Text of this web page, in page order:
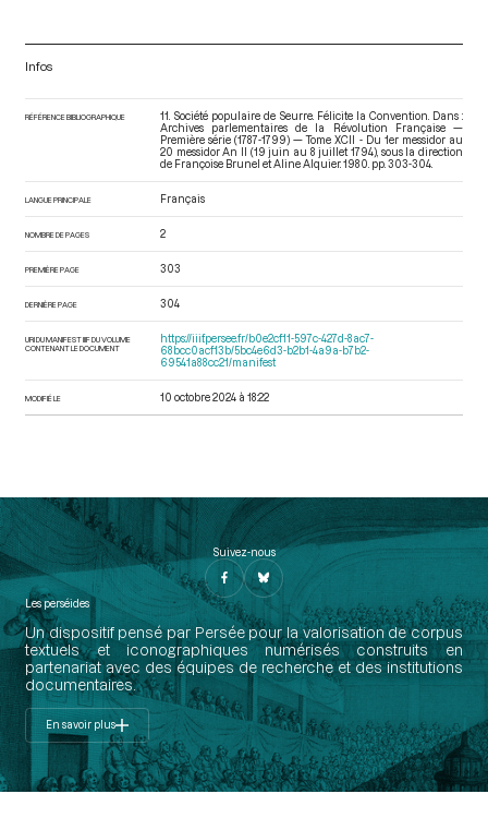
Infos
RÉFÉRENCE BIBLIOGRAPHIQUE
11. Société populaire de Seurre. Félicite la Convention. Dans :
Archives parlementaires de la Révolution Française —
Première série (1787-1799) — Tome XCII - Du 1er messidor au
20 messidor An II (19 juin au 8 juillet 1794), sous la direction
de Françoise Brunel et Aline Alquier. 1980. pp. 303-304.
LANGUE PRINCIPALE Français
NOMBRE DE PAGES 2
PREMIÈRE PAGE 303
DERNIÈRE PAGE 304
URI DU MANIFEST IIIF DU VOLUME
CONTENANT LE DOCUMENT
https://iiif.persee.fr/b0e2cf11-597c-427d-8ac7-
68bcc0acf13b/5bc4e6d3-b2b1-4a9a-b7b2-
69541a88cc21/manifest
MODIFIÉ LE 10 octobre 2024 à 18:22
Suivez-nous
Les perséides
Un dispositif pensé par Persée pour la valorisation de corpus
textuels et iconographiques numérisés construits en
partenariat avec des équipes de recherche et des institutions
documentaires.
En savoir plus